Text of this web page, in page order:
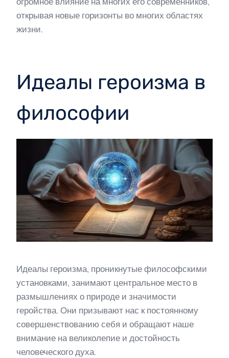
открывая новые горизонты во многих областях
жизни.
Идеалы героизма в
философии
Идеалы героизма, проникнутые философскими
установками, занимают центральное место в
размышлениях о природе и значимости
геройства. Они призывают нас к постоянному
совершенствованию себя и обращают наше
внимание на великолепие и достойность
человеческого духа.